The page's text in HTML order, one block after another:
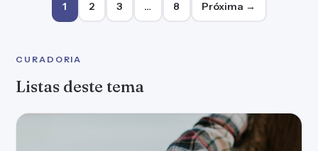
1 2 3 … 8 Próxima →
CURADORIA
Listas deste tema